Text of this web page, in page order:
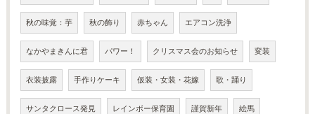
秋の味覚：芋 秋の飾り 赤ちゃん エアコン洗浄
なかやまきんに君 パワー！ クリスマス会のお知らせ 変装
衣装披露 手作りケーキ 仮装・女装・花嫁 歌・踊り
サンタクロース発見 レインボー保育園 謹賀新年 絵馬